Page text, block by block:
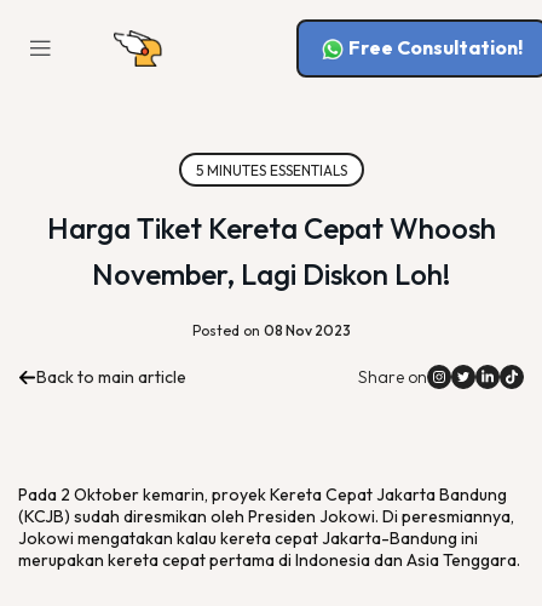
Free Consultation!
5 MINUTES ESSENTIALS
Harga Tiket Kereta Cepat Whoosh
November, Lagi Diskon Loh!
Posted on 08 Nov 2023
Back to main article Share on
Pada 2 Oktober kemarin, proyek Kereta Cepat Jakarta Bandung
(KCJB) sudah diresmikan oleh Presiden Jokowi. Di peresmiannya,
Jokowi mengatakan kalau kereta cepat Jakarta-Bandung ini
merupakan kereta cepat pertama di Indonesia dan Asia Tenggara.